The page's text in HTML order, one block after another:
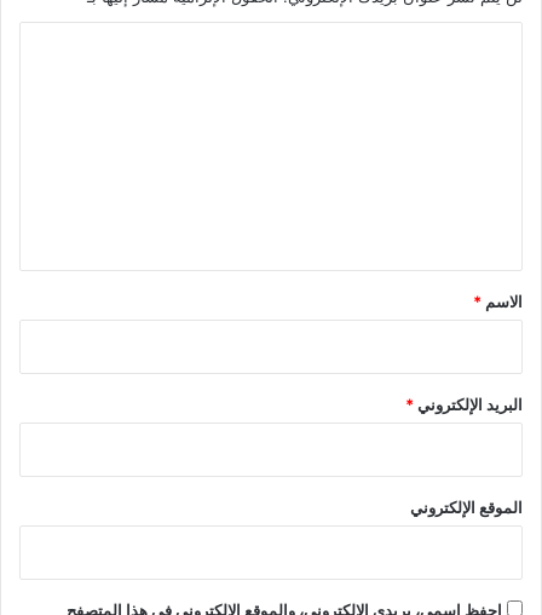
*
الاسم *
البريد الإلكتروني*
الموقع الإلكتروني
احفظ اسمي، بريدي الإلكتروني، والموقع الإلكتروني في هذا المتصفح